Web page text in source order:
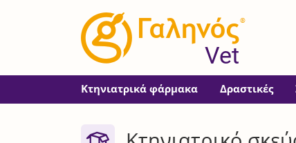
®
Vet
Κτηνιατρικά φάρμακα Δραστικές